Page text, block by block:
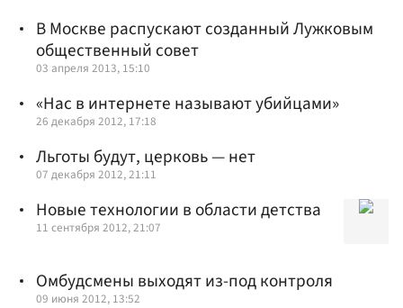
В Москве распускают созданный Лужковым
общественный совет
03 апреля 2013, 15:10
«Нас в интернете называют убийцами»
26 декабря 2012, 17:18
Льготы будут, церковь — нет
07 декабря 2012, 21:11
Новые технологии в области детства
11 сентября 2012, 21:07
Омбудсмены выходят из-под контроля
09 июня 2012, 13:52